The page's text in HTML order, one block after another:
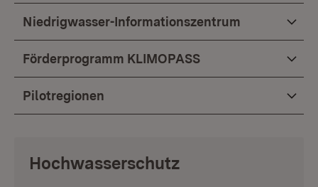
Niedrigwasser-Informationszentrum
Förderprogramm KLIMOPASS
Pilotregionen
Hochwasserschutz